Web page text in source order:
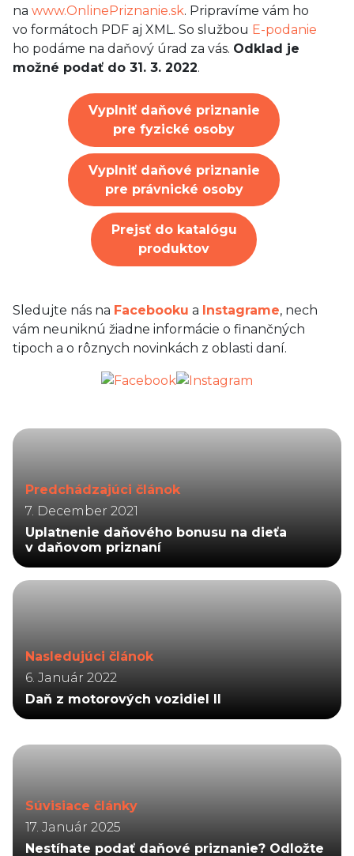
na www.OnlinePriznanie.sk. Pripravíme vám ho
vo formátoch PDF aj XML. So službou E-podanie
ho podáme na daňový úrad za vás. Odklad je
možné podať do 31. 3. 2022.
Vyplniť daňové priznanie
pre fyzické osoby
Vyplniť daňové priznanie
pre právnické osoby
Prejsť do katalógu
produktov
Sledujte nás na Facebooku a Instagrame, nech
vám neuniknú žiadne informácie o finančných
tipoch a o rôznych novinkách z oblasti daní.
Predchádzajúci článok
7. December 2021
Uplatnenie daňového bonusu na dieťa
v daňovom priznaní
Nasledujúci článok
6. Január 2022
Daň z motorových vozidiel II
Súvisiace články
17. Január 2025
Nestíhate podať daňové priznanie? Odložte